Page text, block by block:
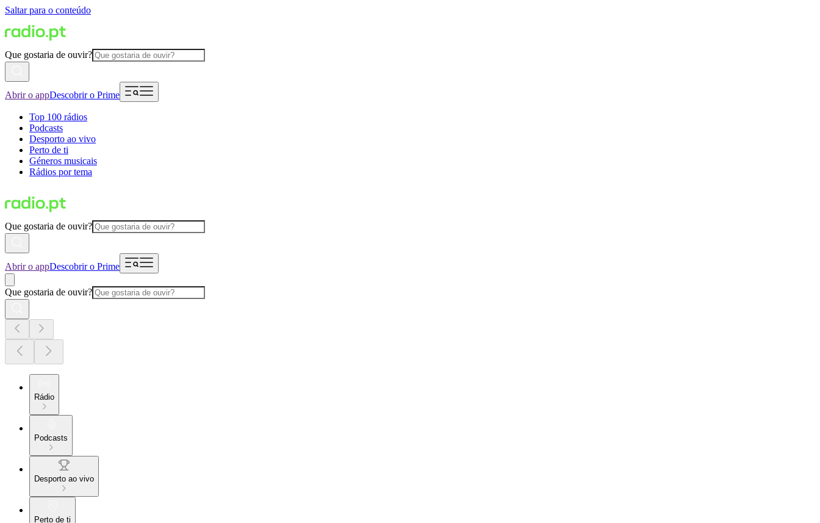
Saltar para o conteúdo
Que gostaria de ouvir?
Abrir o appDescobrir o Prime
Top 100 rádios
Podcasts
Desporto ao vivo
Perto de ti
Géneros musicais
Rádios por tema
Que gostaria de ouvir?
Abrir o appDescobrir o Prime
Que gostaria de ouvir?
Rádio
Podcasts
Desporto ao vivo
Perto de ti